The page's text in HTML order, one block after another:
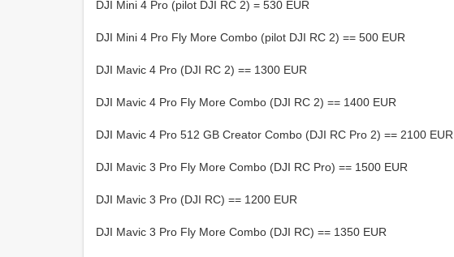
DJI Mini 4 Pro (pilot DJI RC 2) = 530 EUR
DJI Mini 4 Pro Fly More Combo (pilot DJI RC 2) == 500 EUR
DJI Mavic 4 Pro (DJI RC 2) == 1300 EUR
DJI Mavic 4 Pro Fly More Combo (DJI RC 2) == 1400 EUR
DJI Mavic 4 Pro 512 GB Creator Combo (DJI RC Pro 2) == 2100 EUR
DJI Mavic 3 Pro Fly More Combo (DJI RC Pro) == 1500 EUR
DJI Mavic 3 Pro (DJI RC) == 1200 EUR
DJI Mavic 3 Pro Fly More Combo (DJI RC) == 1350 EUR